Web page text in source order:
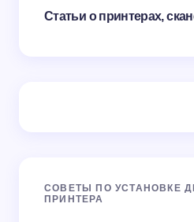
Статьи о принтерах,
СОВЕТЫ ПО УСТАНОВКЕ
ПРИНТЕРА